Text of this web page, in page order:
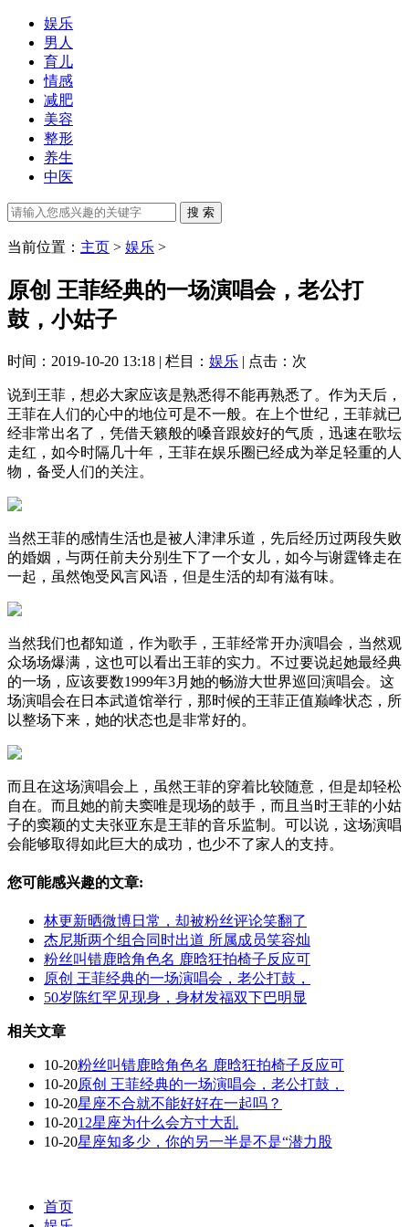
娱乐
男人
育儿
情感
减肥
美容
整形
养生
中医
当前位置： 主页 > 娱乐 >
原创 王菲经典的一场演唱会，老公打
鼓，小姑子
时间：2019-10-20 13:18 | 栏目： 娱乐 | 点击： 次
说到王菲，想必大家应该是熟悉得不能再熟悉了。作为天后，
王菲在人们的心中的地位可是不一般。在上个世纪，王菲就已
经非常出名了，凭借天籁般的嗓音跟姣好的气质，迅速在歌坛
走红，如今时隔几十年，王菲在娱乐圈已经成为举足轻重的人
物，备受人们的关注。
当然王菲的感情生活也是被人津津乐道，先后经历过两段失败
的婚姻，与两任前夫分别生下了一个女儿，如今与谢霆锋走在
一起，虽然饱受风言风语，但是生活的却有滋有味。
当然我们也都知道，作为歌手，王菲经常开办演唱会，当然观
众场场爆满，这也可以看出王菲的实力。不过要说起她最经典
的一场，应该要数1999年3月她的畅游大世界巡回演唱会。这
场演唱会在日本武道馆举行，那时候的王菲正值巅峰状态，所
以整场下来，她的状态也是非常好的。
而且在这场演唱会上，虽然王菲的穿着比较随意，但是却轻松
自在。而且她的前夫窦唯是现场的鼓手，而且当时王菲的小姑
子的窦颖的丈夫张亚东是王菲的音乐监制。可以说，这场演唱
会能够取得如此巨大的成功，也少不了家人的支持。
您可能感兴趣的文章:
林更新晒微博日常，却被粉丝评论笑翻了
杰尼斯两个组合同时出道 所属成员笑容灿
粉丝叫错鹿晗角色名 鹿晗狂拍椅子反应可
原创 王菲经典的一场演唱会，老公打鼓，
50岁陈红罕见现身，身材发福双下巴明显
相关文章
10-20粉丝叫错鹿晗角色名 鹿晗狂拍椅子反应可
10-20原创 王菲经典的一场演唱会，老公打鼓，
10-20星座不合就不能好好在一起吗？
10-2012星座为什么会方寸大乱
10-20星座知多少，你的另一半是不是“潜力股
首页